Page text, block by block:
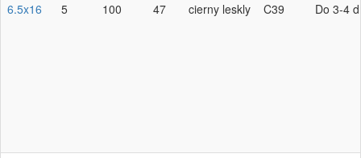
6.5x16 5 100 47 cierny leskly C39 Do 3-4